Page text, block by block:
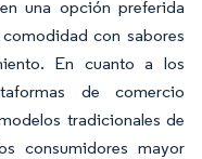
una opción preferida
con sabores
En cuanto a los
de comercio
tradicionales de
consumidores mayor